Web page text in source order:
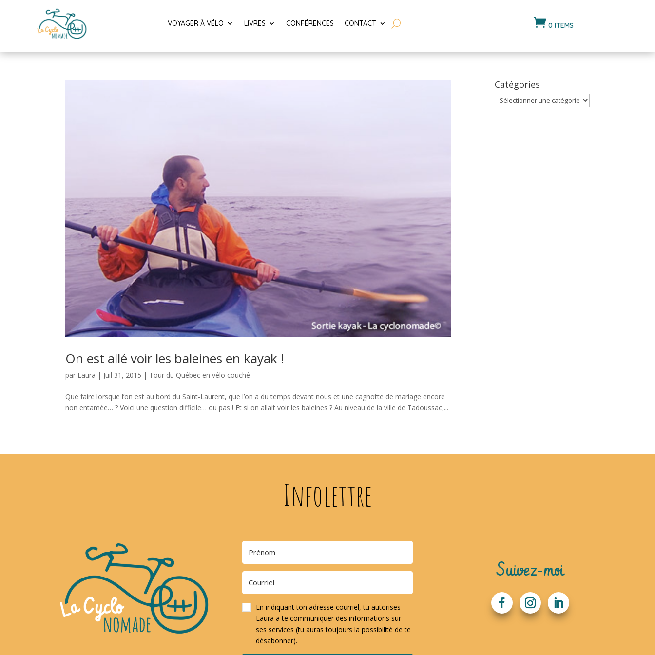
VOYAGER À VÉLO LIVRES CONFÉRENCES CONTACT  0 ITEMS
On est allé voir les baleines en kayak !
par Laura | Juil 31, 2015 | Tour du Québec en vélo couché
Que faire lorsque l’on est au bord du Saint-Laurent, que l’on a du temps devant nous et une cagnotte de mariage encore
non entamée… ? Voici une question difficile… ou pas ! Et si on allait voir les baleines ? Au niveau de la ville de Tadoussac,...
Catégories
Catégories
Infolettre
En indiquant ton adresse courriel, tu autorises
Laura à te communiquer des informations sur
ses services (tu auras toujours la possibilité de te
désabonner).
Suivez-moi